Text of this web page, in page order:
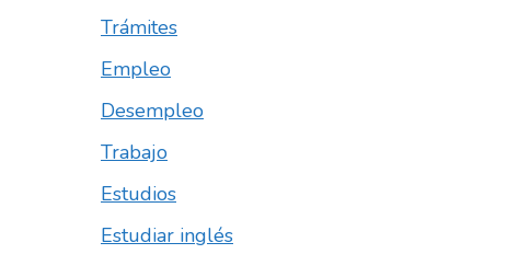
Trámites
Empleo
Desempleo
Trabajo
Estudios
Estudiar inglés